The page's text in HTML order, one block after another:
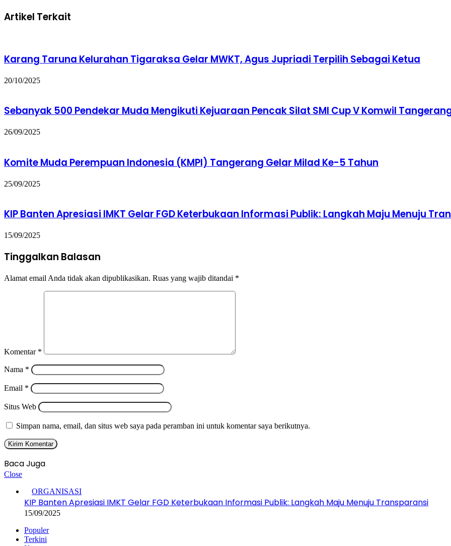
Artikel Terkait
Karang Taruna Kelurahan Tigaraksa Gelar MWKT, Agus Jupriadi Terpilih Sebagai Ketua
20/10/2025
Sebanyak 500 Pendekar Muda Mengikuti Kejuaraan Pencak Silat SMI Cup V Komwil
26/09/2025
Komite Muda Perempuan Indonesia (KMPI) Tangerang Gelar Milad Ke-5 Tahun
25/09/2025
KIP Banten Apresiasi IMKT Gelar FGD Keterbukaan Informasi Publik: Langkah Maju Menuju
15/09/2025
Tinggalkan Balasan
Alamat email Anda tidak akan dipublikasikan. Ruas yang wajib ditandai *
Komentar *
Nama *
Email *
Situs Web
Simpan nama, email, dan situs web saya pada peramban ini untuk komentar saya berikutnya.
Baca Juga
Close
ORGANISASI
KIP Banten Apresiasi IMKT Gelar FGD Keterbukaan Informasi Publik: Langkah Maju Menuju Transparansi
15/09/2025
Populer
Terkini